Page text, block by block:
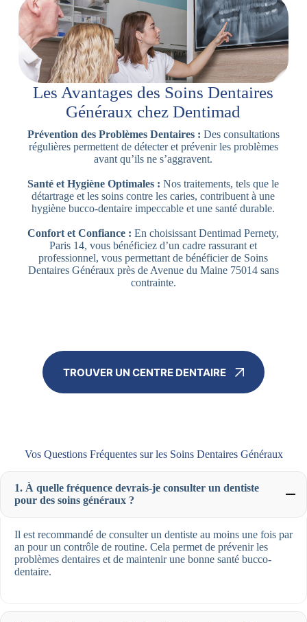
Les Avantages des Soins Dentaires
Généraux chez Dentimad
Prévention des Problèmes Dentaires : Des consultations
régulières permettent de détecter et prévenir les problèmes
avant qu’ils ne s’aggravent.
Santé et Hygiène Optimales : Nos traitements, tels que le
détartrage et les soins contre les caries, contribuent à une
hygiène bucco-dentaire impeccable et une santé durable.
Confort et Confiance : En choisissant Dentimad Pernety,
Paris 14, vous bénéficiez d’un cadre rassurant et
professionnel, vous permettant de bénéficier de Soins
Dentaires Généraux près de Avenue du Maine 75014 sans
contrainte.
TROUVER UN CENTRE DENTAIRE
Vos Questions Fréquentes sur les Soins Dentaires Généraux
1. À quelle fréquence devrais-je consulter un dentiste
pour des soins généraux ?
Il est recommandé de consulter un dentiste au moins une fois par
an pour un contrôle de routine. Cela permet de prévenir les
problèmes dentaires et de maintenir une bonne santé bucco-
dentaire.